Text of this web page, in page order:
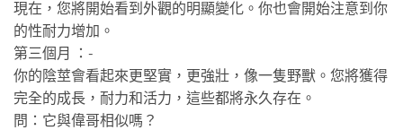
現在，您將開始看到外觀的明顯變化。你也會開始注意到你
的性耐力增加。
第三個月 ：-
你的陰莖會看起來更堅實，更強壯，像一隻野獸。您將獲得
完全的成長，耐力和活力，這些都將永久存在。
問：它與偉哥相似嗎？